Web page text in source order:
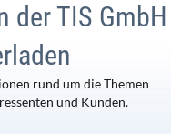
der TIS GmbH
rund um die Themen
und Kunden.